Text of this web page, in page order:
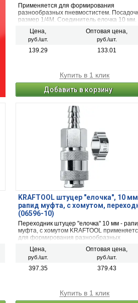
Применяется для формирования
разнообразных пневмостистем.
размер 1/4М. Соединитель елочка 10 мм.
Цена,
руб./шт.
Оптовая цена,
руб./шт.
139.29 133.01
Купить в 1 клик
Добавить в корзину
KRAFTOOL штуцер ″елочка″, 10
рапид муфта, с хомутом,
(06596-10)
Переходник штуцер "елочка" 10 мм -
муфта, с хомутом KRAFTOOL
для формирования разнообразных
Цена,
руб./шт.
Оптовая цена,
руб./шт.
397.35 379.43
Купить в 1 клик